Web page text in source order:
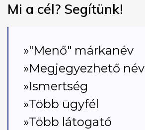
Mi a cél? Segítünk!
»"Menő" márkanév
»Megjegyezhető név
»Ismertség
»Több ügyfél
»Több látogató